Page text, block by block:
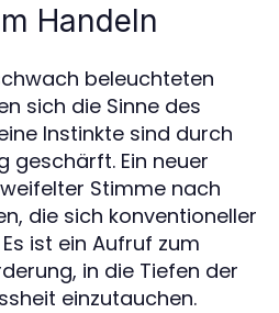
Handeln
beleuchteten
sich die Sinne des
Instinkte sind durch
geschärft. Ein neuer
Stimme nach
die sich konventioneller
ist ein Aufruf zum
in die Tiefen der
einzutauchen.